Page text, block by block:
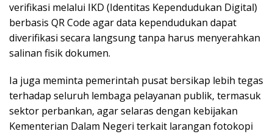
verifikasi melalui IKD (Identitas Kependudukan Digital)
berbasis QR Code agar data kependudukan dapat
diverifikasi secara langsung tanpa harus menyerahkan
salinan fisik dokumen.
Ia juga meminta pemerintah pusat bersikap lebih tegas
terhadap seluruh lembaga pelayanan publik, termasuk
sektor perbankan, agar selaras dengan kebijakan
Kementerian Dalam Negeri terkait larangan fotokopi